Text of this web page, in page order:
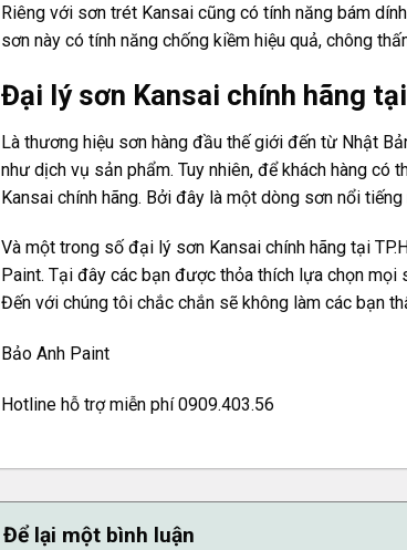
Riêng với sơn trét Kansai cũng có tính năng bám
sơn này có tính năng chống kiềm hiệu quả, chông
Đại lý sơn Kansai chính hãng tại
Là thương hiệu sơn hàng đầu thế giới đến từ Nhật
như dịch vụ sản phẩm. Tuy nhiên, để khách hàng
Kansai chính hãng. Bởi đây là một dòng sơn nổi
Và một trong số đại lý sơn Kansai chính hãng tại
Paint. Tại đây các bạn được thỏa thích lựa chọn mọi
Đến với chúng tôi chắc chắn sẽ không làm các bạn
Bảo Anh Paint
Hotline hỗ trợ miễn phí 0909.403.56
Để lại một bình luận